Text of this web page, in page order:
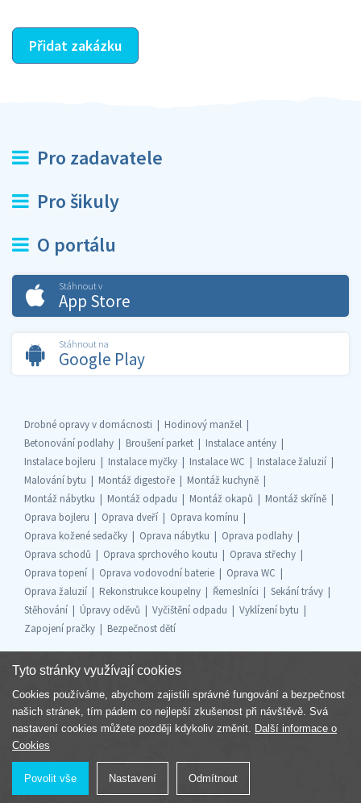
Přidat zakázku
Pro zadavatele
Pro šikuly
O portálu
Stáhnout v
App Store
Stáhnout na
Google Play
Drobné opravy v domácnosti
Hodinový manžel
Betonování podlahy
Broušení parket
Instalace antény
Instalace bojleru
Instalace myčky Instalace WC
Instalace žaluzií
Malování bytu
Montáž digestoře
Montáž kuchyně
Montáž nábytku
Montáž odpadu Montáž okapů
Montáž skříně
Oprava bojleru
Oprava dveří
Oprava komínu
Oprava kožené sedačky
Oprava nábytku
Oprava podlahy
Oprava schodů
Oprava sprchového koutu
Oprava střechy
Oprava topení
Oprava vodovodní baterie
Oprava WC
Oprava žaluzií
Rekonstrukce koupelny Řemeslníci
Sekání trávy
Stěhování
Úpravy oděvů Vyčištění odpadu
Vyklízení bytu
Zapojení pračky
Bezpečnost dětí
Součást skupiny
Tyto stránky využívají cookies
Cookies používáme, abychom zajistili správné fungování a bezpečnost
našich stránek, tím pádem co nejlepší zkušenost při návštěvě. Svá
nastavení cookies můžete později kdykoliv změnit. Další informace o
Cookies
Povolit vše Nastavení Odmítnout